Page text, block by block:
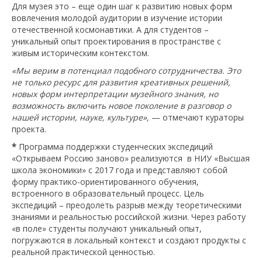
Для музея это – еще один шаг к развитию новых форм
вовлечения молодой аудитории в изучение истории
отечественной космонавтики. А для студентов –
уникальный опыт проектирования в пространстве с
живым историческим контекстом.
«Мы верим в потенциал подобного сотрудничества. Это
не только ресурс для развития креативных решений,
новых форм интерпретации музейного знания, но
возможность включить новое поколение в разговор о
нашей истории, науке, культуре», — отмечают кураторы
проекта.
* Программа поддержки студенческих экспедиций
«Открываем Россию заново» реализуются в НИУ «Высшая
школа экономики» с 2017 года и представляют собой
форму практико-ориентированного обучения,
встроенного в образовательный процесс. Цель
экспедиций – преодолеть разрыв между теоретическими
знаниями и реальностью российской жизни. Через работу
«в поле» студенты получают уникальный опыт,
погружаются в локальный контекст и создают продукты с
реальной практической ценностью.